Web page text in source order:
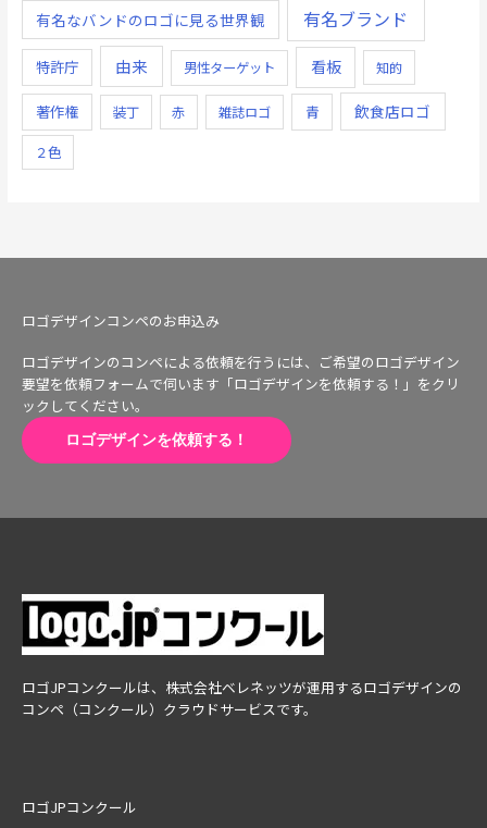
有名なバンドのロゴに見る世界観 有名ブランド
特許庁 由来 男性ターゲット 看板 知的
著作権 装丁 赤 雑誌ロゴ 青 飲食店ロゴ
２色
ロゴデザインコンペのお申込み
ロゴデザインのコンペによる依頼を行うには、ご希望のロゴデザイン
要望を依頼フォームで伺います「ロゴデザインを依頼する！」をクリ
ックしてください。
ロゴデザインを依頼する！
ロゴJPコンクールは、株式会社ベレネッツが運用するロゴデザインの
コンペ（コンクール）クラウドサービスです。
ロゴJPコンクール